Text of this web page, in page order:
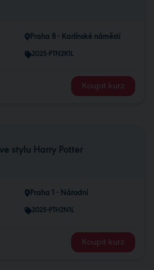
Praha 8 - Karlínské náměstí
2025-PTN2K1L
Koupit kurz
stylu Harry Potter
Praha 1 - Národní
2025-PTH2N1L
Koupit kurz